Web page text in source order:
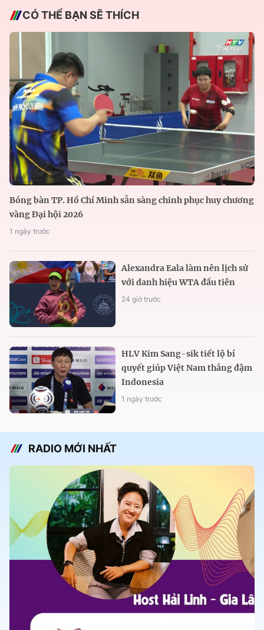
CÓ THỂ BẠN SẼ THÍCH
Bóng bàn TP. Hồ Chí Minh sẵn sàng chinh phục huy chương
vàng Đại hội 2026
1 ngày trước
Alexandra Eala làm nên lịch sử
với danh hiệu WTA đầu tiên
24 giờ trước
HLV Kim Sang-sik tiết lộ bí
quyết giúp Việt Nam thắng đậm
Indonesia
1 ngày trước
RADIO MỚI NHẤT